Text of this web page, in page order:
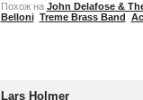
Похож на John Delafose &
Belloni Treme Brass Band
Lars Holmer